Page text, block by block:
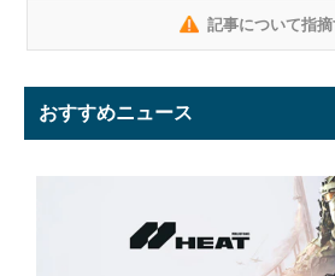
記事について指摘
おすすめニュース